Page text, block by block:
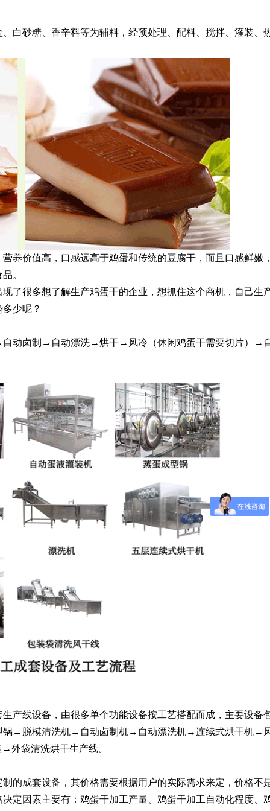
白砂糖、香辛料等为辅料，经预处理、配料、搅拌、灌装、
养价值高，口感远高于鸡蛋和传统的豆腐干，而且口感鲜嫩
。
了很多想了解生产鸡蛋干的企业，想抓住这个商机，自己生
少呢？
卤制→自动漂洗→烘干→风冷（休闲鸡蛋干需要切片）→
产线设备，由很多单个功能设备按工艺搭配而成，主要设备
→脱模清洗机→自动卤制机→自动漂洗机→连续式烘干机→
外袋清洗烘干生产线。
的成套设备，其价格需要根据用户的实际需求来定，价格不
定因素主要有：鸡蛋干加工产量、鸡蛋干加工自动化程度、